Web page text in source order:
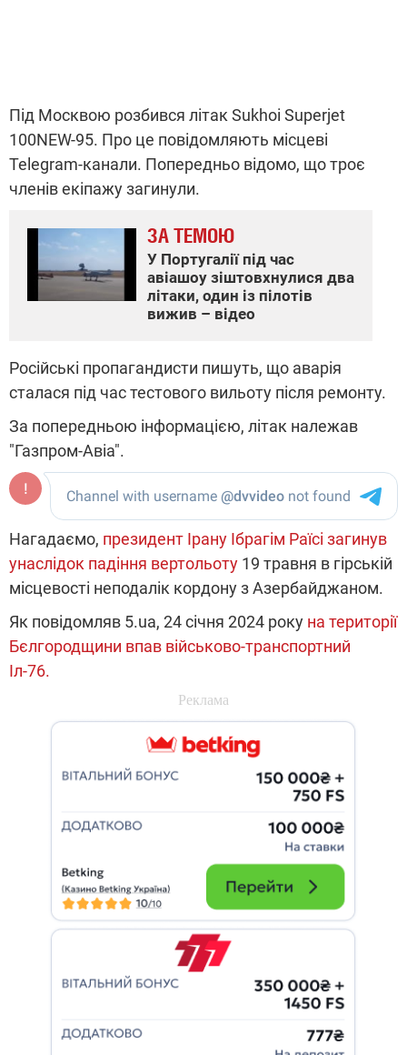
Під Москвою розбився літак Sukhoi Superjet
100NEW-95. Про це повідомляють місцеві
Telegram-канали. Попередньо відомо, що троє
членів екіпажу загинули.
ЗА ТЕМОЮ
У Португалії під час
авіашоу зіштовхнулися два
літаки, один із пілотів
вижив – відео
Російські пропагандисти пишуть, що аварія
сталася під час тестового вильоту після ремонту.
За попередньою інформацією, літак належав
"Газпром-Авіа".
Нагадаємо, президент Ірану Ібрагім Раїсі загинув
унаслідок падіння вертольоту 19 травня в гірській
місцевості неподалік кордону з Азербайджаном.
Як повідомляв 5.ua, 24 січня 2024 року на території
Бєлгородщини впав військово-транспортний
Іл-76.